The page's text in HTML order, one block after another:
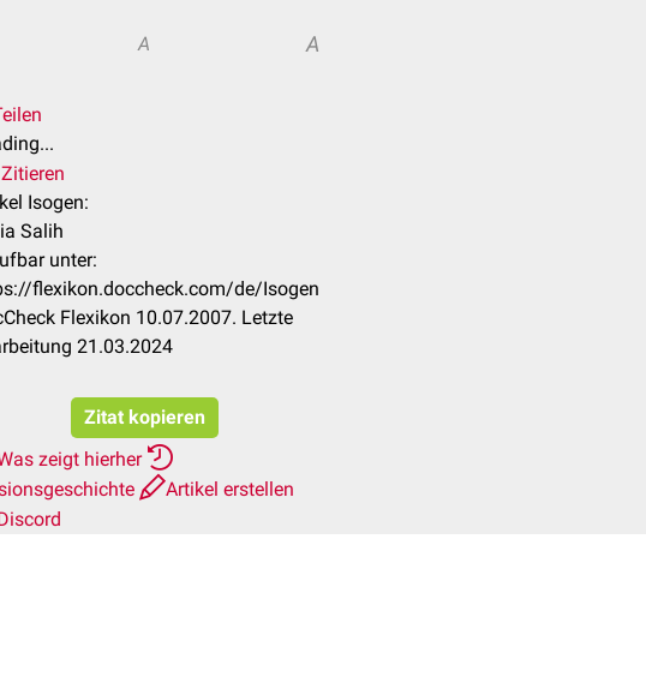
A A
Zitieren
Isogen:
Salih
unter:
flexikon.doccheck.com/de/Isogen
Flexikon 10.07.2007. Letzte
21.03.2024
Zitat kopieren
zeigt hierher
Artikel erstellen